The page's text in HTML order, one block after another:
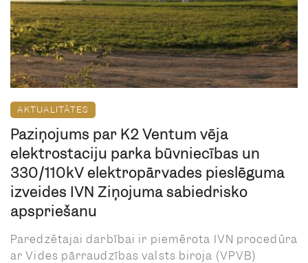
AKTUALITĀTES
Paziņojums par K2 Ventum vēja
elektrostaciju parka būvniecības un
330/110kV elektropārvades pieslēguma
izveides IVN Ziņojuma sabiedrisko
apspriešanu
Paredzētajai darbībai ir piemērota IVN procedūra
ar Vides pārraudzības valsts biroja (VPVB)